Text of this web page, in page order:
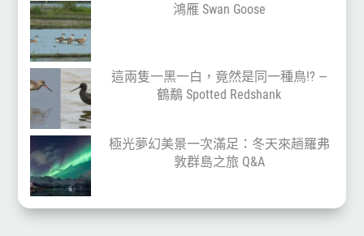
鴻雁 Swan Goose
這兩隻一黑一白，竟然是同一種鳥!? —
鶴鷸 Spotted Redshank
極光夢幻美景一次滿足：冬天來趟羅弗
敦群島之旅 Q&A